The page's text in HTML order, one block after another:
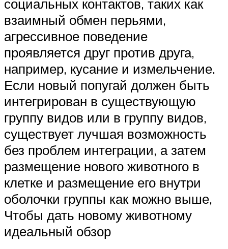
социальных контактов, таких как
взаимный обмен перьями,
агрессивное поведение
проявляется друг против друга,
например, кусание и измельчение.
Если новый попугай должен быть
интегрирован в существующую
группу видов или в группу видов,
существует лучшая возможность
без проблем интеграции, а затем
размещение нового животного в
клетке и размещение его внутри
оболочки группы как можно выше,
Чтобы дать новому животному
идеальный обзор